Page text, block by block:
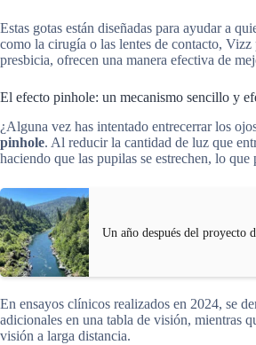
Estas gotas están diseñadas para ayudar a
como la cirugía o las lentes de contacto,
presbicia, ofrecen una manera efectiva de
El efecto pinhole: un mecanismo sencillo y
¿Alguna vez has intentado entrecerrar los
pinhole. Al reducir la cantidad de luz que
haciendo que las pupilas se estrechen, lo
Un año después del proyecto
En ensayos clínicos realizados en 2024, se
adicionales en una tabla de visión, mientras
visión a larga distancia.